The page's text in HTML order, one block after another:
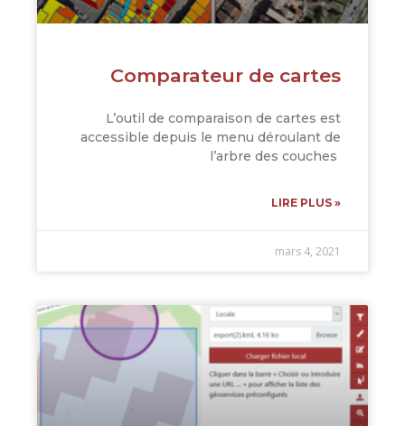
Comparateur de cartes
L’outil de comparaison de cartes est
accessible depuis le menu déroulant de
l’arbre des couches
LIRE PLUS »
mars 4, 2021